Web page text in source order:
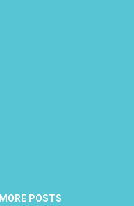
MORE POSTS